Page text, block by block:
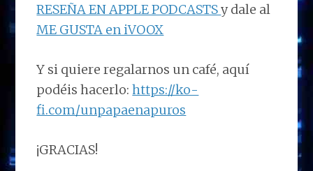
RESEÑA EN APPLE PODCASTSy dale al
ME GUSTA en iVOOX
Y si quiere regalarnos un café, aquí
podéis hacerlo:https://ko-
fi.com/unpapaenapuros
¡GRACIAS!